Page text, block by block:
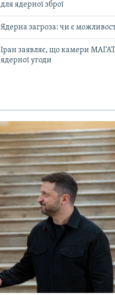
для ядерної зброї
Ядерна загроза: чи є
Іран заявляє, що камери
ядерної угоди